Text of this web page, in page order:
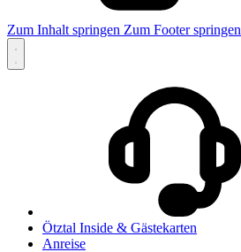
Zum Inhalt springen Zum Footer springen
Ötztal Inside & Gästekarten
Anreise